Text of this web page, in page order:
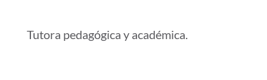
Tutora pedagógica y académica.